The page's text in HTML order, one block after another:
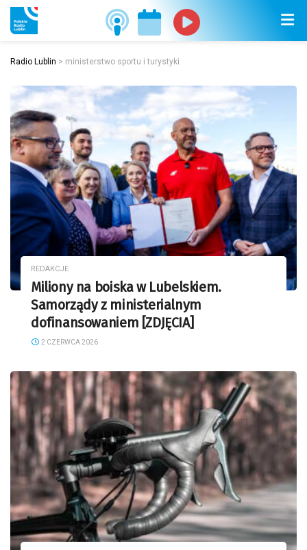
Radio Lublin > ministerstwo sportu i turystyki
REDAKCJE
Miliony na boiska w Lubelskiem.
Samorządy z ministerialnym
dofinansowaniem [ZDJĘCIA]
2 CZERWCA 2026